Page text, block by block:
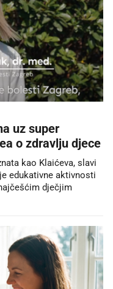
uz super
o zdravlju djece
kao Klaićeva, slavi
edukativne aktivnosti
dječjim